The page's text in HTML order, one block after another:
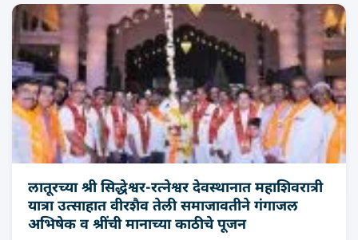
लातूरच्या श्री सिद्धेश्वर-रत्नेश्वर देवस्थानात महाशिवरात्री
यात्रा उत्साहात वीरशैव तेली समाजावतीने गंगाजल
अभिषेक व श्रींची मानाच्‍या काठीचे पूजन